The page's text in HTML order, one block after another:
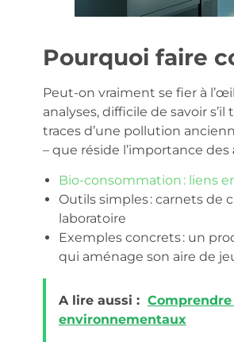
Pourquoi faire
Peut-on vraiment se fier à
analyses, difficile de savoir
traces d’une pollution
– que réside l’importance des
Bio-consommation : liens
Outils simples : carnets de
laboratoire
Exemples concrets : un
qui aménage son aire de
A lire aussi :
environnementaux